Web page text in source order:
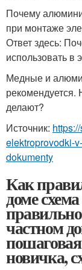
Почему
при монтаже
Ответ здесь:
использовать в
Медные и
рекомендуется.
делают?
Источник:
elektroprovodki-
dokumenty
Как
доме
частном
новичка,